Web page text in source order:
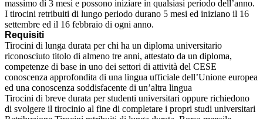
massimo di 3 mesi e possono iniziare in qualsiasi periodo dell’anno.
I tirocini retribuiti di lungo periodo durano 5 mesi ed iniziano il 16
settembre ed il 16 febbraio di ogni anno.
Requisiti
Tirocini di lunga durata per chi ha un diploma universitario
riconosciuto titolo di almeno tre anni, attestato da un diploma,
competenze di base in uno dei settori di attività del CESE
conoscenza approfondita di una lingua ufficiale dell’Unione europea
ed una conoscenza soddisfacente di un’altra lingua
Tirocini di breve durata per studenti universitari oppure richiedono
di svolgere il tirocinio al fine di completare i propri studi universitari